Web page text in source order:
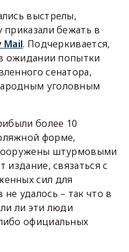
выстрелы,
приказали бежать в
Mail. Подчеркивается,
ожидании попытки
сенатора,
уголовным
более 10
форме,
штурмовыми
издание, связаться с
сил для
удалось – так что в
ли эти люди
официальных